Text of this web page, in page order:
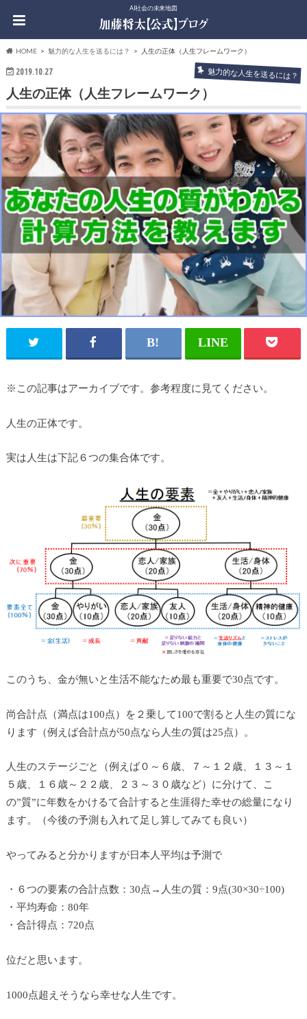
AI社会の未来地図
HOME 魅力的な人生を送るには？ 人生の正体（人生フレームワーク）
2019.10.27 魅力的な人生を送るには？
人生の正体（人生フレームワーク）
※この記事はアーカイブです。参考程度に見てください。
人生の正体です。
実は人生は下記６つの集合体です。
このうち、金が無いと生活不能なため最も重要で30点です。
尚合計点（満点は100点）を２乗して100で割ると人生の質にな
ります（例えば合計点が50点なら人生の質は25点）。
人生のステージごと（例えば０～６歳、７～１２歳、１３～１
５歳、１６歳～２２歳、２３～３０歳など）に分けて、こ
の”質”に年数をかけるて合計すると生涯得た幸せの総量になり
ます。（今後の予測も入れて足し算してみても良い）
やってみると分かりますが日本人平均は予測で
・６つの要素の合計点数：30点→人生の質：9点(30×30÷100)
・平均寿命：80年
・合計得点：720点
位だと思います。
1000点超えそうなら幸せな人生です。